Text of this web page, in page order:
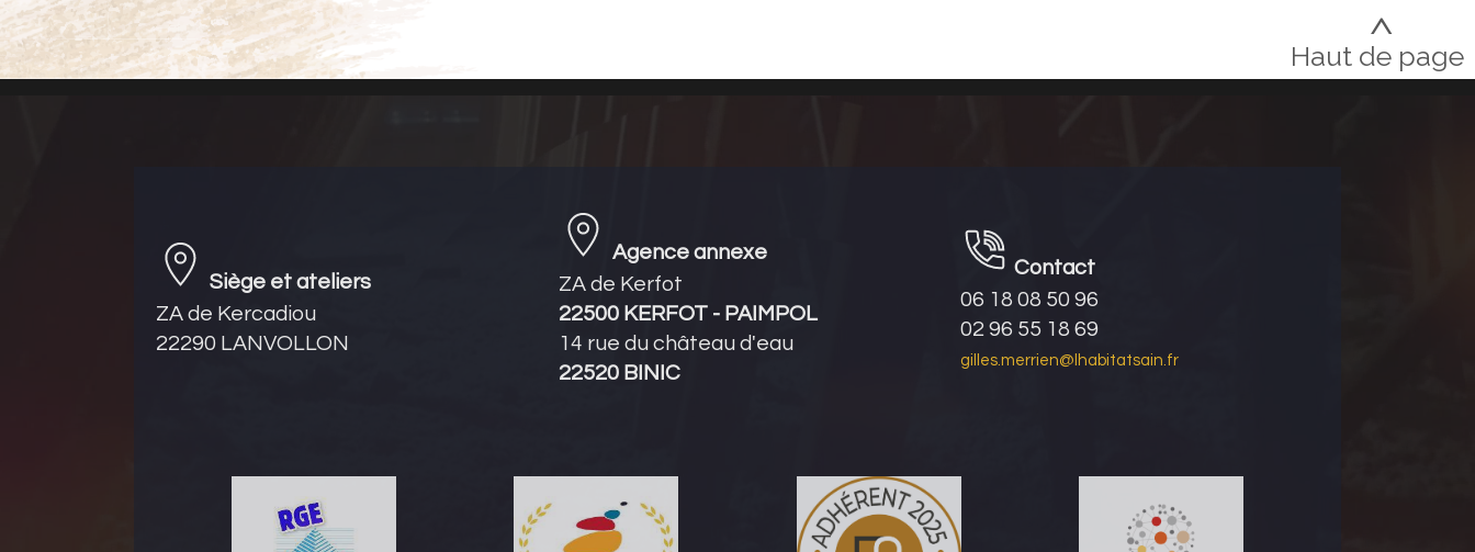
>
Haut de page
Siège et ateliers
ZA de Kercadiou
22290 LANVOLLON
Agence annexe
ZA de Kerfot
22500 KERFOT - PAIMPOL
14 rue du château d'eau
22520 BINIC
Contact
06 18 08 50 96
02 96 55 18 69
gilles.merrien@lhabitatsain.fr